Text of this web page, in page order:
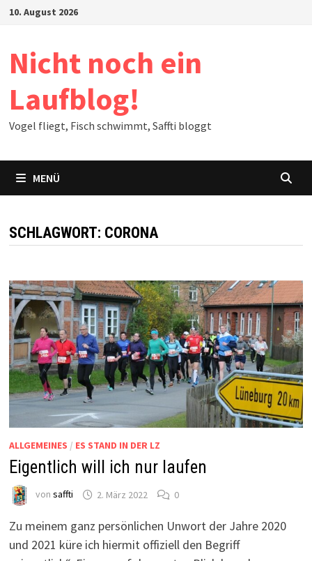
Zum10. August 2026
Nicht noch ein
Laufblog!
Vogel fliegt, Fisch schwimmt, Saffti bloggt
MENÜ
SCHLAGWORT: CORONA
ALLGEMEINES / ES STAND IN DER LZ
Eigentlich will ich nur laufen
von saffti 2. März 2022 0
Zu meinem ganz persönlichen Unwort der Jahre 2020
und 2021 küre ich hiermit offiziell den Begriff